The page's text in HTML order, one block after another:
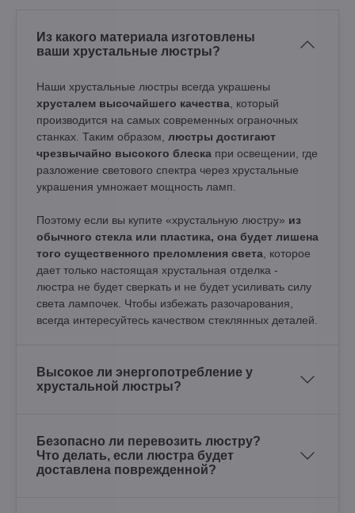
Из какого материала изготовлены
ваши хрустальные люстры?
Наши хрустальные люстры всегда украшены
хрусталем высочайшего качества , который
производится на самых современных ограночных
станках. Таким образом, люстры достигают
чрезвычайно высокого блеска при освещении, где
разложение светового спектра через хрустальные
украшения умножает мощность ламп.
Поэтому если вы купите «хрустальную люстру» из
обычного стекла или пластика, она будет лишена
того существенного преломления света , которое
дает только настоящая хрустальная отделка -
люстра не будет сверкать и не будет усиливать силу
света лампочек. Чтобы избежать разочарования,
всегда интересуйтесь качеством стеклянных деталей.
Высокое ли энергопотребление у
хрустальной люстры?
Безопасно ли перевозить люстру?
Что делать, если люстра будет
доставлена поврежденной?